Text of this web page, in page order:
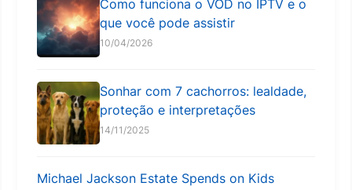
Como funciona o VOD no IPTV e o
que você pode assistir
10/04/2026
Sonhar com 7 cachorros: lealdade,
proteção e interpretações
14/11/2025
Michael Jackson Estate Spends on Kids